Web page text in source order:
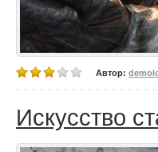
Автор:
Искусство